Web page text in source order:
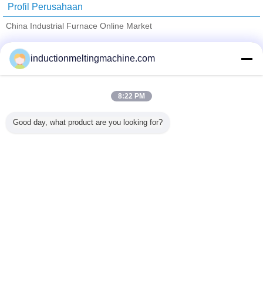
Profil Perusahaan
China Industrial Furnace Online Market
Trust Seal
Verified Suplier
Semua produk
inductionmeltingmachine.com
8:22 PM
Good day, what product are you looking for?